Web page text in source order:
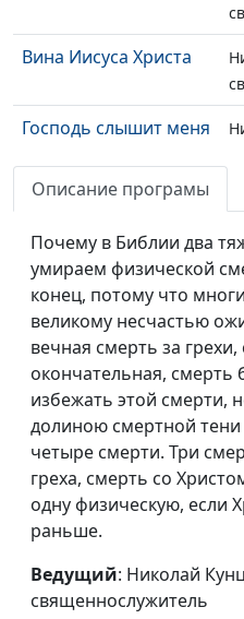
Вина Иисуса Христа
Господь слышит меня
Праведный верою
Бог праведен, и нет
неправды в Нем
Как возник праздник
Пасхи
Спаситель мира,
Которого не узнали
Почему Бог услышал
царя Езекию?
Царстве Божьем
Описание програмы
Почему в Библии два
умираем физической
конец, потому что
великому несчастью
вечная смерть за
окончательная, смерть
избежать этой смерти,
долиною смертной
четыре смерти. Три
греха, смерть со
одну физическую, если
раньше.
Ведущий: Николай
священнослужитель